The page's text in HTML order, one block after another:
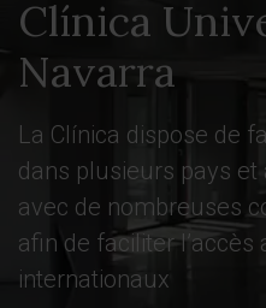
Clínica
Navarra
La Clínica dispose de
dans plusieurs pays
avec de nombreuses
afin de faciliter l’accès
internationaux